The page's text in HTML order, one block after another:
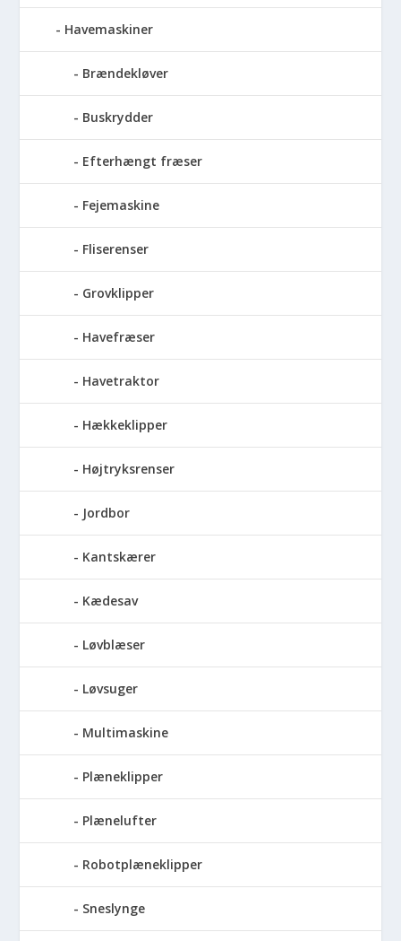
Havemaskiner
Brændekløver
Buskrydder
Efterhængt fræser
Fejemaskine
Fliserenser
Grovklipper
Havefræser
Havetraktor
Hækkeklipper
Højtryksrenser
Jordbor
Kantskærer
Kædesav
Løvblæser
Løvsuger
Multimaskine
Plæneklipper
Plænelufter
Robotplæneklipper
Sneslynge